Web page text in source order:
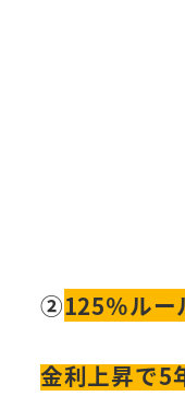
②125％ルー
金利上昇で5